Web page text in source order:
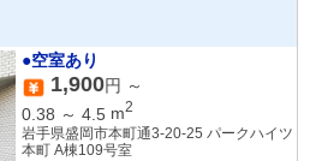
●空室あり
1,900円 ～
0.38 ～ 4.5 m2
岩手県盛岡市本町通3-20-25 パークハイツ
本町 A棟109号室